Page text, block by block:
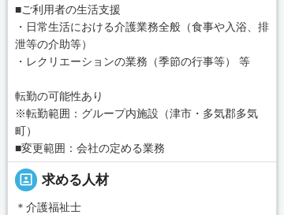
■ご利用者の生活支援
・日常生活における介護業務全般（食事や入浴、排
泄等の介助等）
・レクリエーションの業務（季節の行事等） 等
転勤の可能性あり
※転勤範囲：グループ内施設（津市・多気郡多気
町）
■変更範囲：会社の定める業務
portrait 求める人材
＊介護福祉士